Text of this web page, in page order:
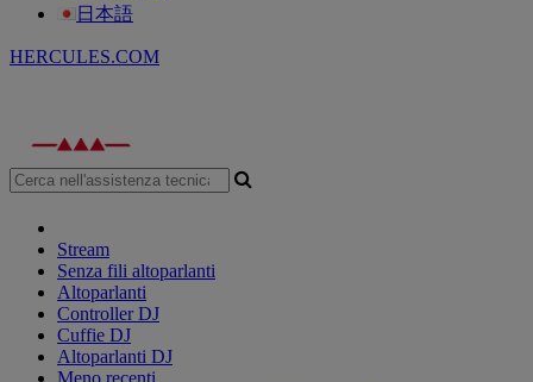
日本語
HERCULES.COM
Stream
Senza fili altoparlanti
Altoparlanti
Controller DJ
Cuffie DJ
Altoparlanti DJ
Meno recenti